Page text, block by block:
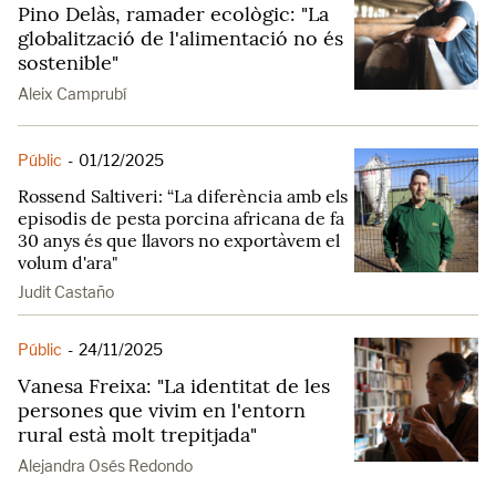
Pino Delàs, ramader ecològic: "La
globalització de l'alimentació no és
sostenible"
Aleix Camprubí
Públic - 01/12/2025
Rossend Saltiveri: “La diferència amb els
episodis de pesta porcina africana de fa
30 anys és que llavors no exportàvem el
volum d'ara"
Judit Castaño
Públic - 24/11/2025
Vanesa Freixa: "La identitat de les
persones que vivim en l'entorn
rural està molt trepitjada"
Alejandra Osés Redondo